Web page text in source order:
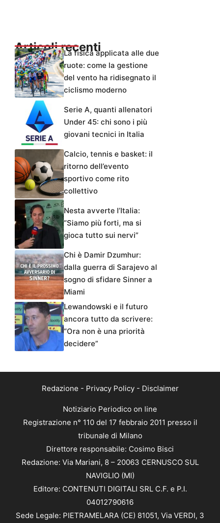
Articoli recentiLa fisica applicata alle due
ruote: come la gestione
del vento ha ridisegnato il
ciclismo moderno
Serie A, quanti allenatori
Under 45: chi sono i più
giovani tecnici in Italia
Calcio, tennis e basket: il
ritorno dell’evento
sportivo come rito
collettivo
Nesta avverte l’Italia:
“Siamo più forti, ma si
gioca tutto sui nervi”
Chi è Damir Dzumhur:
dalla guerra di Sarajevo al
sogno di sfidare Sinner a
Miami
Lewandowski e il futuro
ancora tutto da scrivere:
“Ora non è una priorità
decidere”
Redazione - Privacy Policy- Disclaimer
Notiziario Periodico on line
Registrazione n° 110 del 17 febbraio 2011 presso il
tribunale di Milano
Direttore responsabile: Cosimo Bisci
Redazione: Via Mariani, 8 – 20063 CERNUSCO SUL
NAVIGLIO (MI)
Editore: CONTENUTI DIGITALI SRL C.F. e P.I.
04012790616
Sede Legale: PIETRAMELARA (CE) 81051, Via VERDI, 3